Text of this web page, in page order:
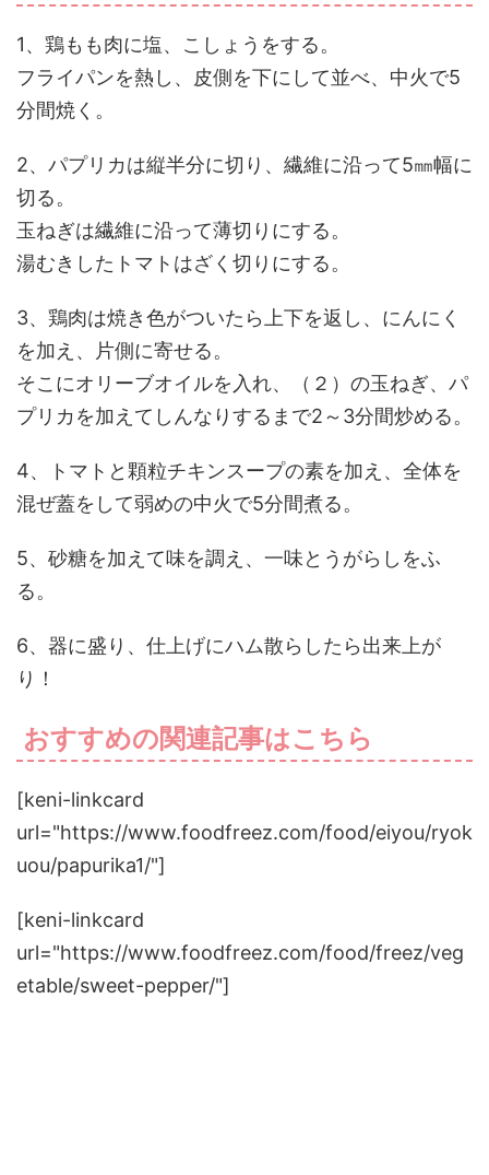
1、鶏もも肉に塩、こしょうをする。
フライパンを熱し、皮側を下にして並べ、中火で5
分間焼く。
2、パプリカは縦半分に切り、繊維に沿って5㎜幅に
切る。
玉ねぎは繊維に沿って薄切りにする。
湯むきしたトマトはざく切りにする。
3、鶏肉は焼き色がついたら上下を返し、にんにく
を加え、片側に寄せる。
そこにオリーブオイルを入れ、（２）の玉ねぎ、パ
プリカを加えてしんなりするまで2～3分間炒める。
4、トマトと顆粒チキンスープの素を加え、全体を
混ぜ蓋をして弱めの中火で5分間煮る。
5、砂糖を加えて味を調え、一味とうがらしをふ
る。
6、器に盛り、仕上げにハム散らしたら出来上が
り！
おすすめの関連記事はこちら
[keni-linkcard
url="https://www.foodfreez.com/food/eiyou/ryok
uou/papurika1/"]
[keni-linkcard
url="https://www.foodfreez.com/food/freez/veg
etable/sweet-pepper/"]